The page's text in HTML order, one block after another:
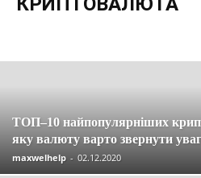
ТОП–10 найпопулярніших
яку валюту варто звернути
maxwelhelp - 02.12.2020